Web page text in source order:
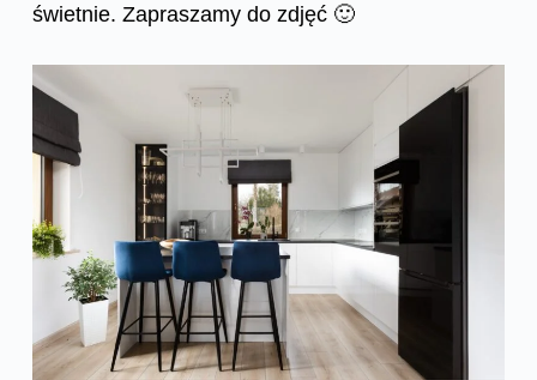
świetnie. Zapraszamy do zdjęć 🙂